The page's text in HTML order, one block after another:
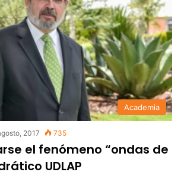
Academia
2017 735
el fenómeno “ondas de
UDLAP